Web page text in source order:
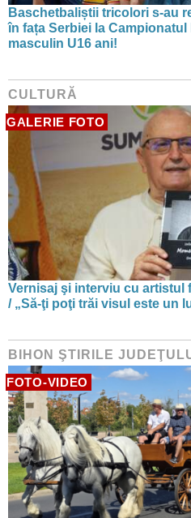
Baschetbaliștii tricolori s-au
în fața Serbiei la
masculin U16 ani!
CULTURĂ
GALERIE FOTO
Vernisaj şi interviu cu artistul
/ „Să-ţi poţi trăi visul este un
BIHON ŞTIRILE
FOTO-VIDEO